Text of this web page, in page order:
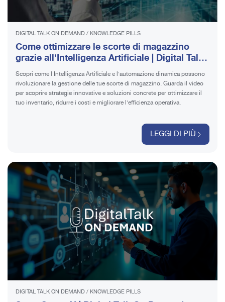
DIGITAL TALK ON DEMAND/ KNOWLEDGE PILLS
Come ottimizzare le scorte di magazzino
grazie all’Intelligenza Artificiale | Digital Talk
On Demand
Scopri come l'Intelligenza Artificiale e l'automazione dinamica possono
rivoluzionare la gestione delle tue scorte di magazzino. Guarda il video
per scoprire strategie innovative e soluzioni concrete per ottimizzare il
tuo inventario, ridurre i costi e migliorare l'efficienza operativa.
LEGGI DI PIÙ
DIGITAL TALK ON DEMAND/ KNOWLEDGE PILLS